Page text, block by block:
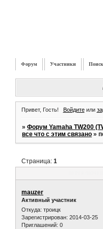
Форум Участники Поиск
Привет, Гость! Войдитеили
»Форум Yamaha TW200
все что с этим связано »
Страница:1
mauzer
Активный участник
Откуда: троицк
Зарегистрирован: 2014-03-25
Приглашений: 0